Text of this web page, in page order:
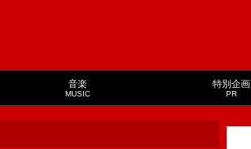
音楽
MUSIC
特別企画
PR